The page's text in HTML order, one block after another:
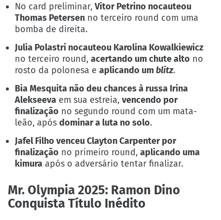
No card preliminar,Vitor Petrino nocauteou
Thomas Petersen no terceiro round com uma
bomba de direita.
Julia Polastri nocauteou Karolina Kowalkiewicz
no terceiro round,acertando um chute alto no
rosto da polonesa eaplicando umblitz.
Bia Mesquita não deu chances à russa Irina
Alekseeva em sua estreia,vencendo por
finalização no segundo round com um mata-
leão, apósdominar a luta no solo.
Jafel Filho venceu Clayton Carpenter por
finalização no primeiro round,aplicando uma
kimura após o adversário tentar finalizar.
Mr. Olympia 2025: Ramon Dino
Conquista Título Inédito